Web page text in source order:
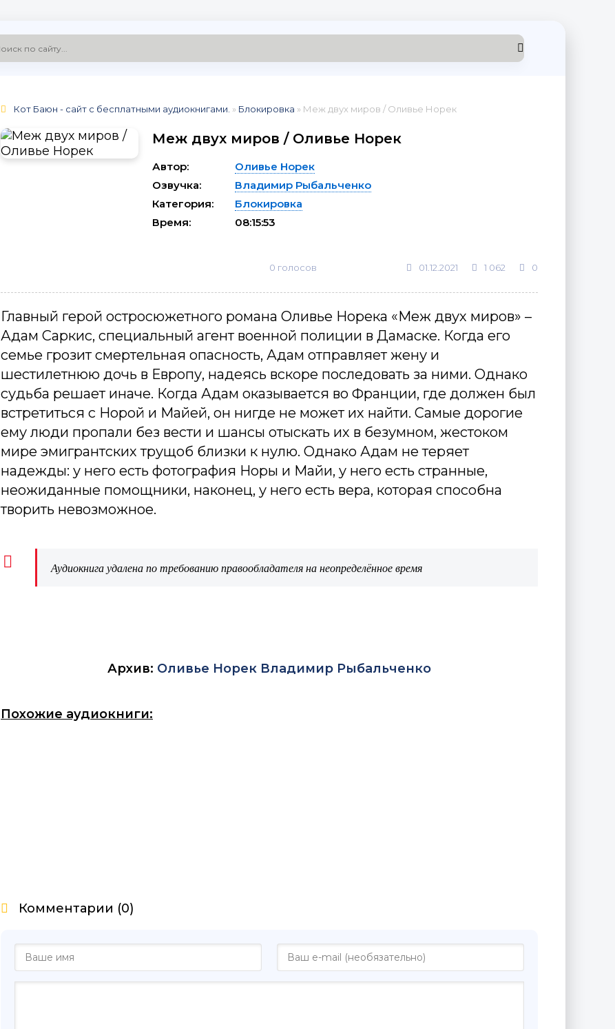
Кот Баюн - сайт с бесплатными аудиокнигами. » Блокировка » Меж двух миров / Оливье Норек
Меж двух миров / Оливье Норек
Автор:
Оливье Норек
Озвучка:
Владимир Рыбальченко
Категория:
Блокировка
Время:
08:15:53
0 голосов 01.12.2021 1 062 0
Главный герой остросюжетного романа Оливье Норека «Меж двух миров» –
Адам Саркис, специальный агент военной полиции в Дамаске. Когда его
семье грозит смертельная опасность, Адам отправляет жену и
шестилетнюю дочь в Европу, надеясь вскоре последовать за ними. Однако
судьба решает иначе. Когда Адам оказывается во Франции, где должен был
встретиться с Норой и Майей, он нигде не может их найти. Самые дорогие
ему люди пропали без вести и шансы отыскать их в безумном, жестоком
мире эмигрантских трущоб близки к нулю. Однако Адам не теряет
надежды: у него есть фотография Норы и Майи, у него есть странные,
неожиданные помощники, наконец, у него есть вера, которая способна
творить невозможное.
Аудиокнига удалена по требованию правообладателя на неопределённое время
Архив: Оливье Норек Владимир Рыбальченко
Похожие аудиокниги:
Комментарии (0)